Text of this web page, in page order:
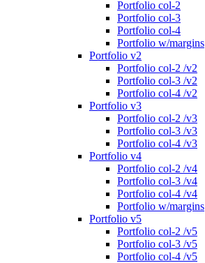
Portfolio col-2
Portfolio col-3
Portfolio col-4
Portfolio w/margins
Portfolio v2
Portfolio col-2 /v2
Portfolio col-3 /v2
Portfolio col-4 /v2
Portfolio v3
Portfolio col-2 /v3
Portfolio col-3 /v3
Portfolio col-4 /v3
Portfolio v4
Portfolio col-2 /v4
Portfolio col-3 /v4
Portfolio col-4 /v4
Portfolio w/margins
Portfolio v5
Portfolio col-2 /v5
Portfolio col-3 /v5
Portfolio col-4 /v5